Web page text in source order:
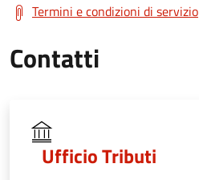
Termini e condizioni di servizio
Contatti
Ufficio Tributi